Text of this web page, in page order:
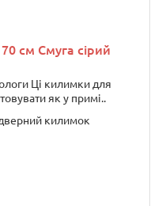
см Смуга сірий
Ці килимки для
як у примі..
килимок